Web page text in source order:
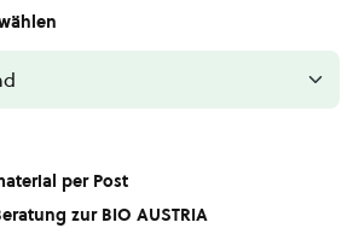
per Post
zur BIO AUSTRIA